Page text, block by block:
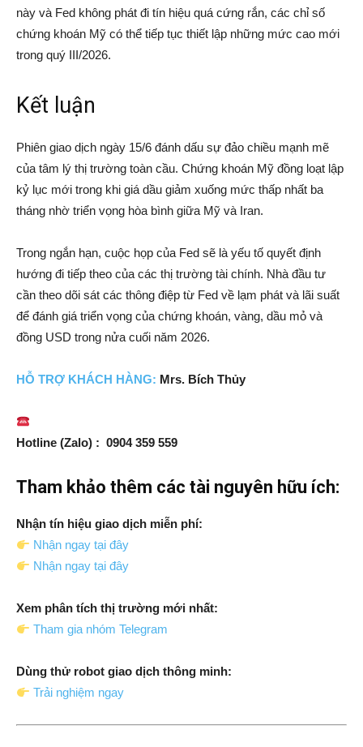
này và Fed không phát đi tín hiệu quá cứng rắn, các chỉ số
chứng khoán Mỹ có thể tiếp tục thiết lập những mức cao mới
trong quý III/2026.
Kết luận
Phiên giao dịch ngày 15/6 đánh dấu sự đảo chiều mạnh mẽ
của tâm lý thị trường toàn cầu. Chứng khoán Mỹ đồng loạt lập
kỷ lục mới trong khi giá dầu giảm xuống mức thấp nhất ba
tháng nhờ triển vọng hòa bình giữa Mỹ và Iran.
Trong ngắn hạn, cuộc họp của Fed sẽ là yếu tố quyết định
hướng đi tiếp theo của các thị trường tài chính. Nhà đầu tư
cần theo dõi sát các thông điệp từ Fed về lạm phát và lãi suất
để đánh giá triển vọng của chứng khoán, vàng, dầu mỏ và
đồng USD trong nửa cuối năm 2026.
HỖ TRỢ KHÁCH HÀNG: Mrs. Bích Thủy
Hotline (Zalo) : 0904 359 559
Tham khảo thêm các tài nguyên hữu ích:
Nhận tín hiệu giao dịch miễn phí:
Nhận ngay tại đây
Nhận ngay tại đây
Xem phân tích thị trường mới nhất:
Tham gia nhóm Telegram
Dùng thử robot giao dịch thông minh:
Trải nghiệm ngay